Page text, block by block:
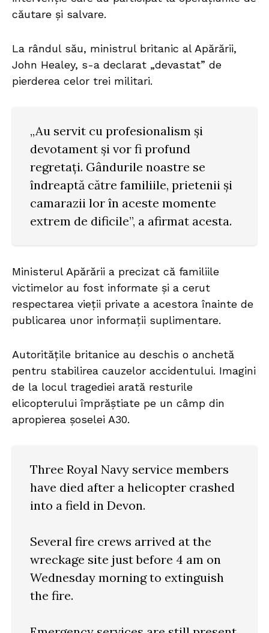
căutare și salvare.
La rândul său, ministrul britanic al Apărării,
John Healey, s-a declarat „devastat” de
pierderea celor trei militari.
„Au servit cu profesionalism și
devotament și vor fi profund
regretați. Gândurile noastre se
îndreaptă către familiile, prietenii și
camarazii lor în aceste momente
extrem de dificile”, a afirmat acesta.
Ministerul Apărării a precizat că familiile
victimelor au fost informate și a cerut
respectarea vieții private a acestora înainte de
publicarea unor informații suplimentare.
Autoritățile britanice au deschis o anchetă
pentru stabilirea cauzelor accidentului. Imagini
de la locul tragediei arată resturile
elicopterului împrăștiate pe un câmp din
apropierea șoselei A30.
Three Royal Navy service members
have died after a helicopter crashed
into a field in Devon.
Several fire crews arrived at the
wreckage site just before 4 am on
Wednesday morning to extinguish
the fire.